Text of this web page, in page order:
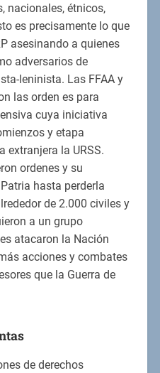
nacionales, étnicos,
es precisamente lo que
asesinando a quienes
adversarios de
leninista. Las FFAA y
las orden es para
cuya iniciativa
y etapa
extranjera la URSS.
ordenes y su
hasta perderla
de 2.000 civiles y
a un grupo
atacaron la Nación
acciones y combates
que la Guerra de
de derechos